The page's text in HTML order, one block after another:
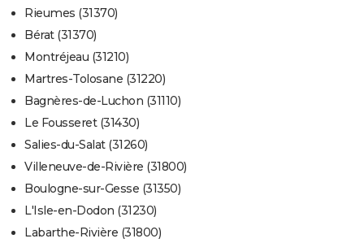
Rieumes (31370)
Bérat (31370)
Montréjeau (31210)
Martres-Tolosane (31220)
Bagnères-de-Luchon (31110)
Le Fousseret (31430)
Salies-du-Salat (31260)
Villeneuve-de-Rivière (31800)
Boulogne-sur-Gesse (31350)
L'Isle-en-Dodon (31230)
Labarthe-Rivière (31800)